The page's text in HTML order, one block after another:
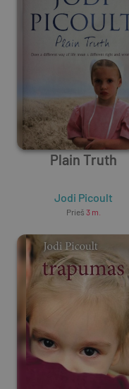
Plain Truth
Jodi Picoult
Prieš 3 m.